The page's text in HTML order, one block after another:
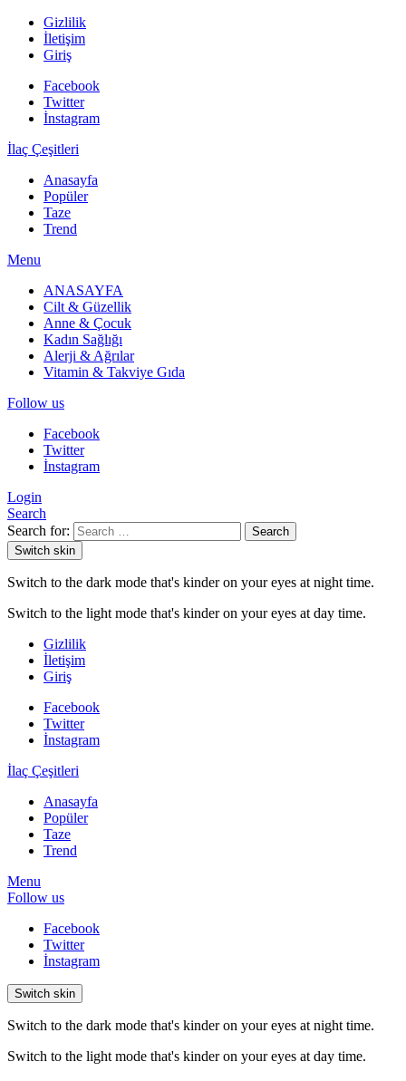
Gizlilik
İletişim
Giriş
Facebook
Twitter
İnstagram
İlaç Çeşitleri
Anasayfa
Popüler
Taze
Trend
Menu
ANASAYFA
Cilt & Güzellik
Anne & Çocuk
Kadın Sağlığı
Alerji & Ağrılar
Vitamin & Takviye Gıda
Follow us
Facebook
Twitter
İnstagram
Login
Search
Search for:
Search
Switch skin
Switch to the dark mode that's kinder on your eyes at night time.
Switch to the light mode that's kinder on your eyes at day time.
Gizlilik
İletişim
Giriş
Facebook
Twitter
İnstagram
İlaç Çeşitleri
Anasayfa
Popüler
Taze
Trend
Menu
Follow us
Facebook
Twitter
İnstagram
Switch skin
Switch to the dark mode that's kinder on your eyes at night time.
Switch to the light mode that's kinder on your eyes at day time.